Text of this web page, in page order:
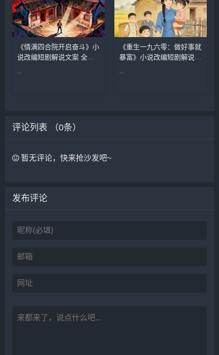
《情满四合院开启奋斗》小
说改编短剧解说文案 全网
...
《重生一九六零：做好事就
暴富》小说改编短剧解说文
...
评论列表 （0条）
暂无评论，快来抢沙发吧~
发布评论